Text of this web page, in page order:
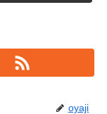
oyaji